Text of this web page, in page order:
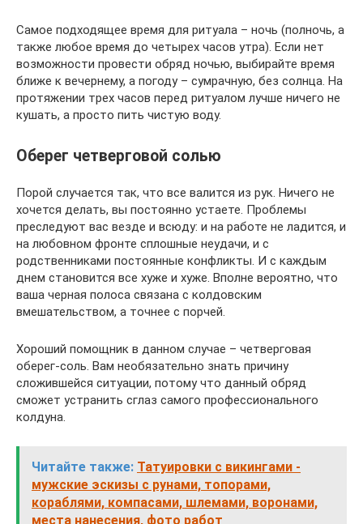
Самое подходящее время для ритуала – ночь (полночь, а
также любое время до четырех часов утра). Если нет
возможности провести обряд ночью, выбирайте время
ближе к вечернему, а погоду – сумрачную, без солнца. На
протяжении трех часов перед ритуалом лучше ничего не
кушать, а просто пить чистую воду.
Оберег четверговой солью
Порой случается так, что все валится из рук. Ничего не
хочется делать, вы постоянно устаете. Проблемы
преследуют вас везде и всюду: и на работе не ладится, и
на любовном фронте сплошные неудачи, и с
родственниками постоянные конфликты. И с каждым
днем становится все хуже и хуже. Вполне вероятно, что
ваша черная полоса связана с колдовским
вмешательством, а точнее с порчей.
Хороший помощник в данном случае – четверговая
оберег-соль. Вам необязательно знать причину
сложившейся ситуации, потому что данный обряд
сможет устранить сглаз самого профессионального
колдуна.
Читайте также: Татуировки с викингами -
мужские эскизы с рунами, топорами,
кораблями, компасами, шлемами, воронами,
места нанесения, фото работ